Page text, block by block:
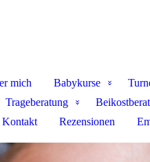
mich Babykurse
Trageberatung
Kontakt
Rezensionen